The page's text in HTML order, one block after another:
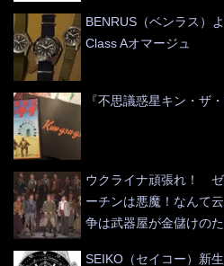
BENRUS（ベンラス）
Class Aオマージュ
『不思議惑星キン・
ウクライナ頑張れ！
ーチンは悪魔！なんて
争は武器屋が金儲けの
SEIKO（セイコー）新